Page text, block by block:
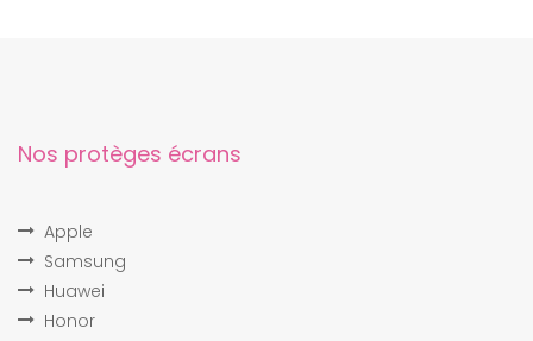
Nos protèges écrans
Apple
Samsung
Huawei
Honor